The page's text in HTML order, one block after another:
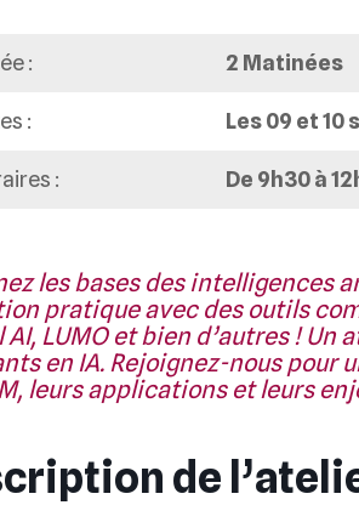
: 2 Matinées
: Les 09 et
: De 9h30 à
les bases des intelligences
pratique avec des outils
AI, LUMO et bien d’autres !
en IA. Rejoignez-nous pour
leurs applications et leurs
de